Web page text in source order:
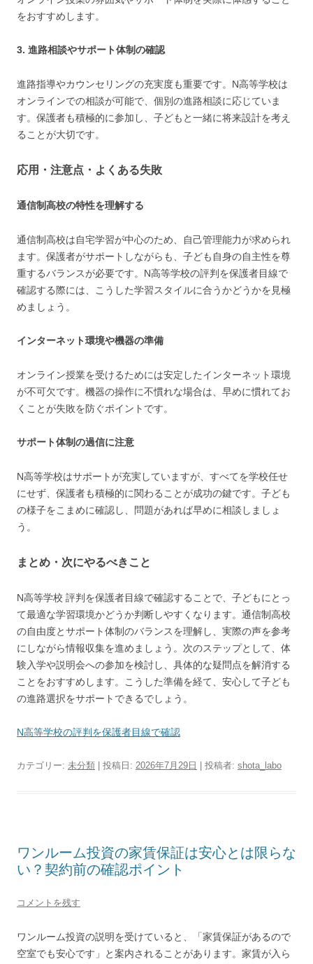
をおすすめします。
3. 進路相談やサポート体制の確認
進路指導やカウンセリングの充実度も重要です。N高等学校は
オンラインでの相談が可能で、個別の進路相談に応じていま
す。保護者も積極的に参加し、子どもと一緒に将来設計を考え
ることが大切です。
応用・注意点・よくある失敗
通信制高校の特性を理解する
通信制高校は自宅学習が中心のため、自己管理能力が求められ
ます。保護者がサポートしながらも、子ども自身の自主性を尊
重するバランスが必要です。N高等学校の評判を保護者目線で
確認する際には、こうした学習スタイルに合うかどうかを見極
めましょう。
インターネット環境や機器の準備
オンライン授業を受けるためには安定したインターネット環境
が不可欠です。機器の操作に不慣れな場合は、早めに慣れてお
くことが失敗を防ぐポイントです。
サポート体制の過信に注意
N高等学校はサポートが充実していますが、すべてを学校任せ
にせず、保護者も積極的に関わることが成功の鍵です。子ども
の様子をこまめに確認し、問題があれば早めに相談しましょ
う。
まとめ・次にやるべきこと
N高等学校 評判を保護者目線で確認することで、子どもにとっ
て最適な学習環境かどうか判断しやすくなります。通信制高校
の自由度とサポート体制のバランスを理解し、実際の声を参考
にしながら情報収集を進めましょう。次のステップとして、体
験入学や説明会への参加を検討し、具体的な疑問点を解消する
ことをおすすめします。こうした準備を経て、安心して子ども
の進路選択をサポートできるでしょう。
N高等学校の評判を保護者目線で確認
カテゴリー: 未分類 | 投稿日: 2026年7月29日 投稿者: shota_labo
ワンルーム投資の家賃保証は安心とは限らな
い？契約前の確認ポイント
コメントを残す
ワンルーム投資の説明を受けていると、「家賃保証があるので
空室でも安心です」と案内されることがあります。家賃が入ら